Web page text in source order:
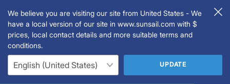
We believe you are visiting our site from United States - We
have a local version of our site in www.sunsail.com with $
prices, local contact details and more suitable terms and
conditions.
UPDATE